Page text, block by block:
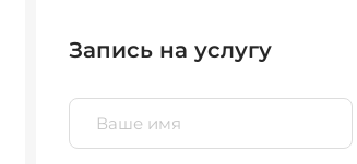
Запись на услугу